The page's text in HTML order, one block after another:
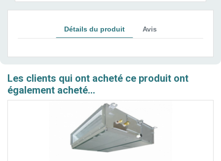
Détails du produit Avis
Les clients qui ont acheté ce produit ont
également acheté...